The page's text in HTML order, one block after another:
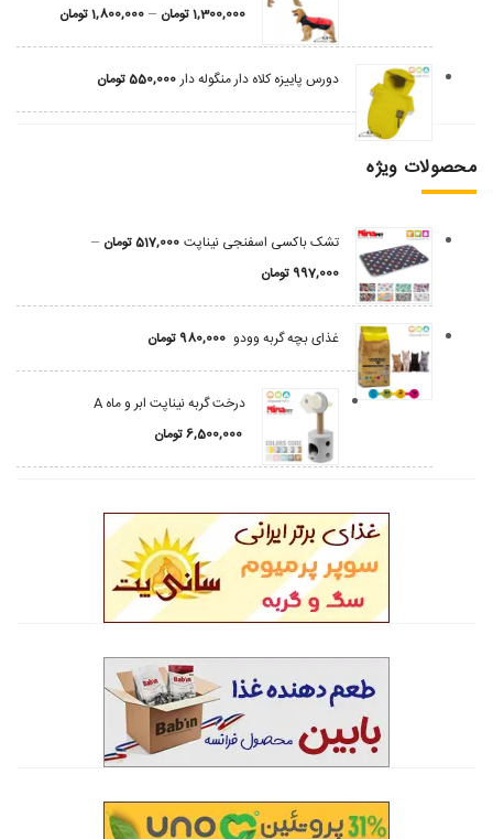
1,300,000تومان –
1,800,000تومان
دورس پاییزه کلاه دار منگوله دار 550,000تومان
محصولات ویژه
تشک باکسی اسفنجی نیناپت 517,000تومان –
997,000 تومان
غذای بچه گربه وودو 980,000 تومان
درخت گربه نیناپت ابر و ماه A
6,500,000تومان